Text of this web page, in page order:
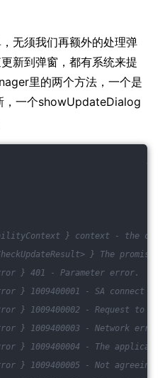
无须我们再额外的处理弹
新到弹窗，都有系统来提
里的两个方法，一个是
一个showUpdateDialog
} context - the
} The promise
} 401 - Parameter error.
} 1009400001 - SA connect
} 1009400002 - Request to
} 1009400003 - Network error.
} 1009400004 - The
} 1009400005 - Not agreeing